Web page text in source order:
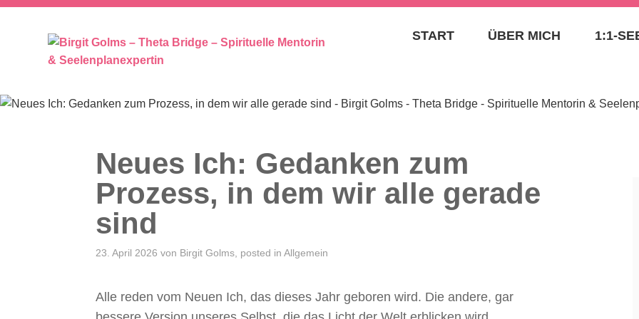
BIRGIT GOLMS –
SPIRITUELLE
START ÜBER MICH 1:1-
Neues Ich: Gedanken zum
Prozess, in dem wir alle gerade
sind
23. April 2026 von Birgit Golms , posted inAllgemein
Alle reden vom Neuen Ich, das dieses Jahr geboren wird. Die andere, gar